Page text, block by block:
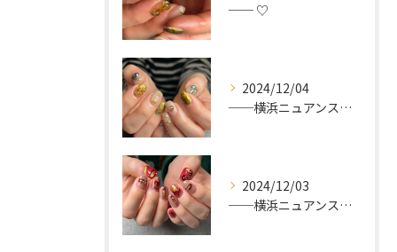
── ♡
2024/12/04
──横浜ニュアンスネイルサロン♡
2024/12/03
──横浜ニュアンスネイルサロン♡